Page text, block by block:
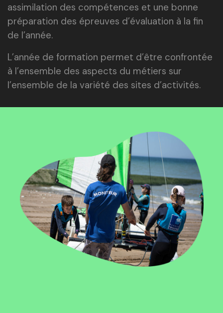
assimilation des compétences et une bonne
préparation des épreuves d’évaluation à la fin
de l’année.
L’année de formation permet d’être confrontée
à l’ensemble des aspects du métiers sur
l’ensemble de la variété des sites d’activités.